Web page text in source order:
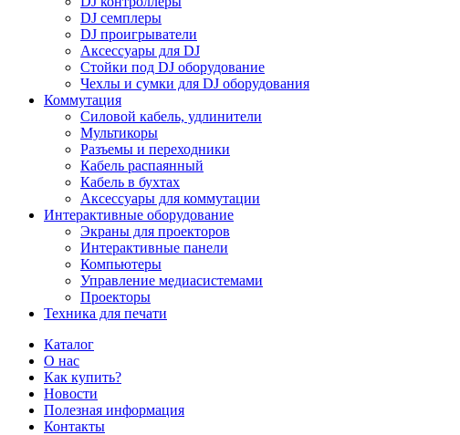
DJ семплеры
DJ проигрыватели
Аксессуары для DJ
Стойки под DJ оборудование
Чехлы и сумки для DJ оборудования
Коммутация
Силовой кабель, удлинители
Мультикоры
Разъемы и переходники
Кабель распаянный
Кабель в бухтах
Аксессуары для коммутации
Интерактивные оборудование
Экраны для проекторов
Интерактивные панели
Компьютеры
Управление медиасистемами
Проекторы
Техника для печати
Каталог
О нас
Как купить?
Новости
Полезная информация
Контакты